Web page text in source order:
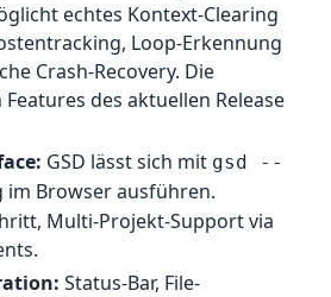
echtes Kontext-Clearing
Loop-Erkennung
Crash-Recovery. Die
des aktuellen Release
GSD lässt sich mit gsd --
im Browser ausführen.
Multi-Projekt-Support via
Status-Bar, File-